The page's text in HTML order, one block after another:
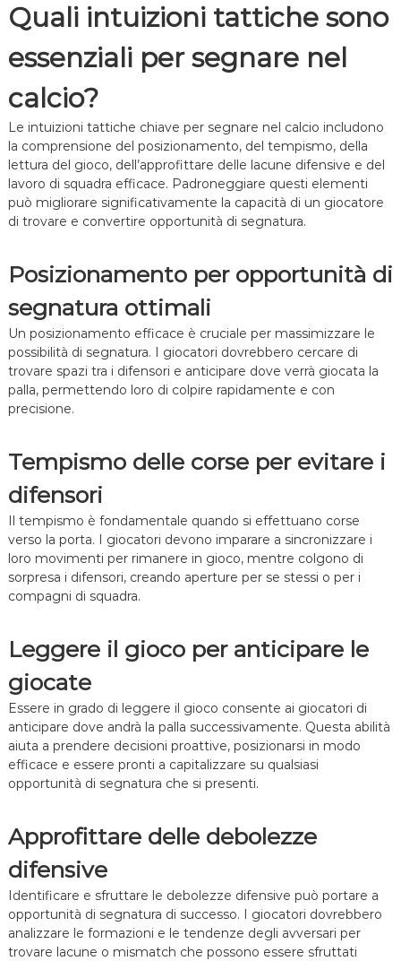
Quali intuizioni tattiche sono
essenziali per segnare nel
calcio?
Le intuizioni tattiche chiave per segnare nel calcio includono
la comprensione del posizionamento, del tempismo, della
lettura del gioco, dell’approfittare delle lacune difensive e del
lavoro di squadra efficace. Padroneggiare questi elementi
può migliorare significativamente la capacità di un giocatore
di trovare e convertire opportunità di segnatura.
Posizionamento per opportunità di
segnatura ottimali
Un posizionamento efficace è cruciale per massimizzare le
possibilità di segnatura. I giocatori dovrebbero cercare di
trovare spazi tra i difensori e anticipare dove verrà giocata la
palla, permettendo loro di colpire rapidamente e con
precisione.
Tempismo delle corse per evitare i
difensori
Il tempismo è fondamentale quando si effettuano corse
verso la porta. I giocatori devono imparare a sincronizzare i
loro movimenti per rimanere in gioco, mentre colgono di
sorpresa i difensori, creando aperture per se stessi o per i
compagni di squadra.
Leggere il gioco per anticipare le
giocate
Essere in grado di leggere il gioco consente ai giocatori di
anticipare dove andrà la palla successivamente. Questa abilità
aiuta a prendere decisioni proattive, posizionarsi in modo
efficace e essere pronti a capitalizzare su qualsiasi
opportunità di segnatura che si presenti.
Approfittare delle debolezze
difensive
Identificare e sfruttare le debolezze difensive può portare a
opportunità di segnatura di successo. I giocatori dovrebbero
analizzare le formazioni e le tendenze degli avversari per
trovare lacune o mismatch che possono essere sfruttati